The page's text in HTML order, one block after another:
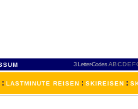
3 Letter-Codes ABCDEF
: LASTMINUTE REISEN : SKIREISEN :